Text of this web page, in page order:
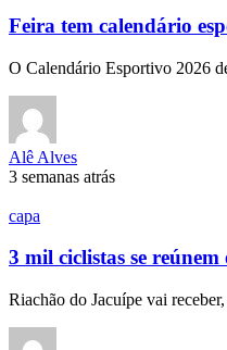
Feira tem calendário
O Calendário Esportivo 2026
Alê Alves
3 semanas atrás
capa
3 mil ciclistas se
Riachão do Jacuípe vai